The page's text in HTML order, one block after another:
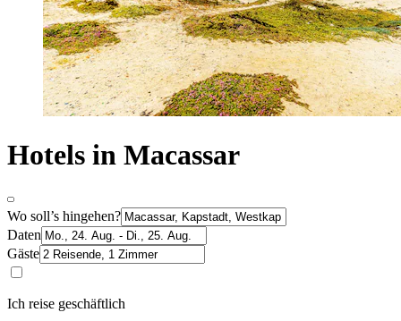
Hotels in Macassar
Wo soll’s hingehen?
Daten
Gäste
Ich reise geschäftlich